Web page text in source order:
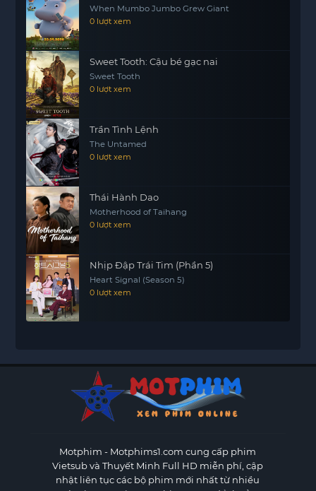
When Mumbo Jumbo Grew Giant
0 lượt xem
Sweet Tooth: Cậu bé gạc nai
Sweet Tooth
0 lượt xem
Trần Tình Lệnh
The Untamed
0 lượt xem
Thái Hành Dao
Motherhood of Taihang
0 lượt xem
Nhịp Đập Trái Tim (Phần 5)
Heart Signal (Season 5)
0 lượt xem
Motphim - Motphims1.com cung cấp phim
Vietsub và Thuyết Minh Full HD miễn phí, cập
nhật liên tục các bộ phim mới nhất từ nhiều